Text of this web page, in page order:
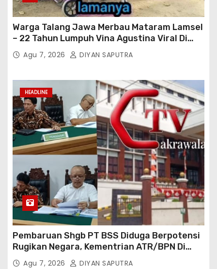
Warga Talang Jawa Merbau Mataram Lamsel
– 22 Tahun Lumpuh Vina Agustina Viral Di
Tiktok Inginkan Kursi Roda Listrik, Kepala
Perwakilan Provinsi Lampung Media
Bertindak
Agu 7, 2026 DIYAN SAPUTRA
HEADLINE
Pembaruan Shgb PT BSS Diduga Berpotensi
Rugikan Negara, Kementrian ATR/BPN Di
Gugat Di PTUN Jakarta
Agu 7, 2026 DIYAN SAPUTRA